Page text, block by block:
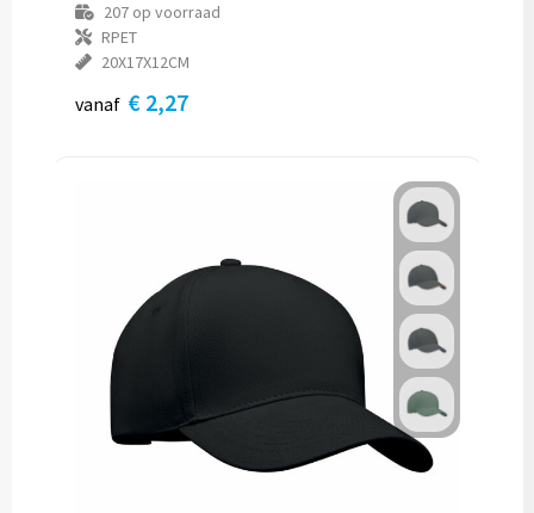
207op voorraad
RPET
20X17X12CM
vanaf € 2,27